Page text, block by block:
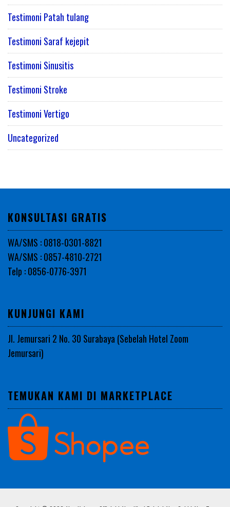
Testimoni Patah tulang
Testimoni Saraf kejepit
Testimoni Sinusitis
Testimoni Stroke
Testimoni Vertigo
Uncategorized
KONSULTASI GRATIS
WA/SMS : 0818-0301-8821
WA/SMS : 0857-4810-2721
Telp : 0856-0776-3971
KUNJUNGI KAMI
Jl. Jemursari 2 No. 30 Surabaya (Sebelah Hotel Zoom
Jemursari)
TEMUKAN KAMI DI MARKETPLACE